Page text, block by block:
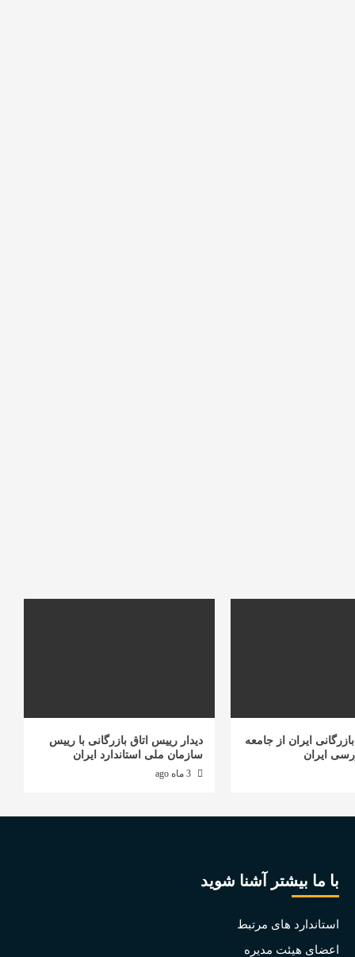
ایران از جامعه
ایران
دیدار رییس اتاق بازرگانی با رییس
سازمان ملی استاندارد ایران
3 ماه ago
با ما بیشتر آشنا شوید
استاندارد های مرتبط
اعضای هیئت مدیره